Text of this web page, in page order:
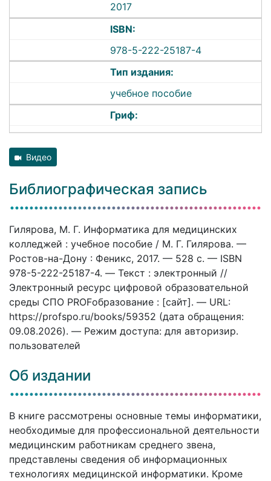
2017
ISBN:
978-5-222-25187-4
Тип издания:
учебное пособие
Гриф:
Видео
Библиографическая запись
Гилярова, М. Г. Информатика для медицинских
колледжей : учебное пособие / М. Г. Гилярова. —
Ростов-на-Дону : Феникс, 2017. — 528 c. — ISBN
978-5-222-25187-4. — Текст : электронный //
Электронный ресурс цифровой образовательной
среды СПО PROFобразование : [сайт]. — URL:
https://profspo.ru/books/59352 (дата обращения:
09.08.2026). — Режим доступа: для авторизир.
пользователей
Об издании
В книге рассмотрены основные темы информатики,
необходимые для профессиональной деятельности
медицинским работникам среднего звена,
представлены сведения об информационных
технологиях медицинской информатики. Кроме